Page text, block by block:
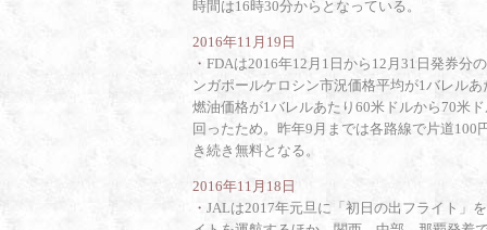
時間は16時30分からとなっている。
2016年11月19日
・ FDAは2016年12月1日から12月31日発券分
ンガポールケロシン市況価格平均が1バレル
燃油価格が1バレルあたり60米ドルから70米
回ったため。昨年9月までは各路線で片道
き続き無料となる。
2016年11月18日
・ JALは2017年元旦に「初日の出フライト」